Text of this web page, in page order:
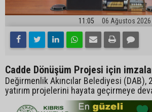
11:05 06 Ağustos 2026
Cadde Dönüşüm Projesi için
Değirmenlik Akıncılar Belediyesi (DAB),
yatırım projelerini hayata geçirmeye